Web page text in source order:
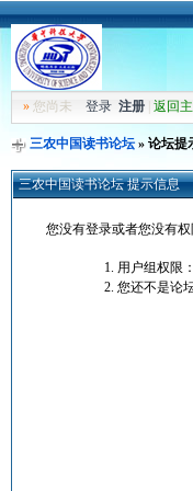
»您尚未 登录 注册| 返回
三农中国读书论坛» 论坛提
三农中国读书论坛 提示信息
您没有登录或者您没有
用户组权限
您还不是论